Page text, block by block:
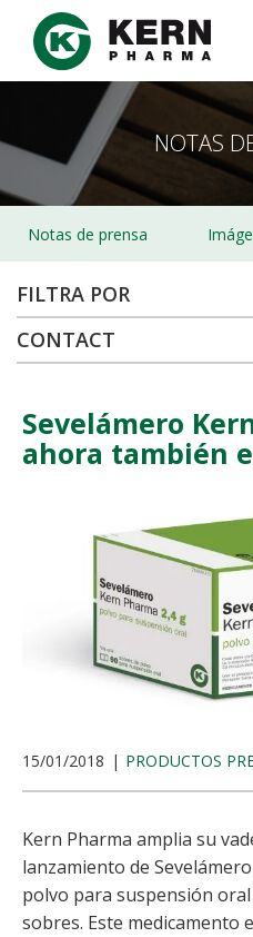
Pasar
contenido
NOTAS
Notas de prensa
FILTRA POR
CONTACT
Sevelámero
ahora también
15/01/2018 PRODUCTOS
Kern Pharma amplia su
lanzamiento de
polvo para suspensión oral
sobres. Este medicamento